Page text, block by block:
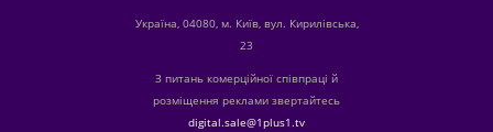
Україна, 04080, м. Київ, вул. Кирилівська,
23
З питань комерційної співпраці й
розміщення реклами звертайтесь
digital.sale@1plus1.tv